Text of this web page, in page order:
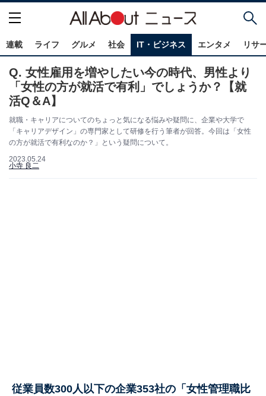
連載 ライフ グルメ 社会 IT・ビジネス エンタメ リサ
Q. 女性雇用を増やしたい今の時代、男性より
「女性の方が就活で有利」でしょうか？【就
活Q＆A】
就職・キャリアについてのちょっと気になる悩みや疑問に、企業や大学で
「キャリアデザイン」の専門家として研修を行う筆者が回答。今回は「女性
の方が就活で有利なのか？」という疑問について。
2023.05.24
小寺 良二
従業員数300人以下の企業353社の「女性管理職比